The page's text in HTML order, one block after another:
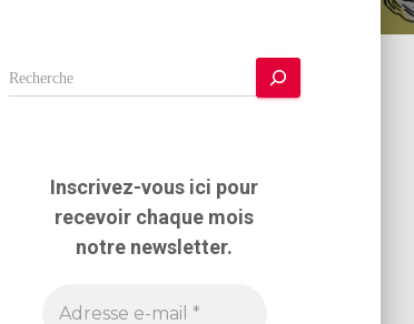
R
e
Inscrivez-vous ici pour
recevoir chaque mois
notre newsletter.